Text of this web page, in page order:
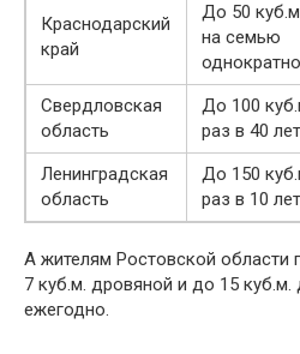
Краснодарский
край
До 50
на семью
однократно
Свердловская
область
До 100
раз в 40 лет
Ленинградская
область
До 150
раз в 10 лет
А жителям Ростовской области
7 куб.м. дровяной и до 15
ежегодно.